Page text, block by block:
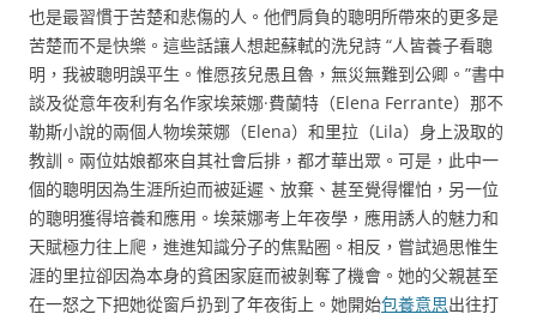
也是最習慣于苦楚和悲傷的人。他們肩負的聰明所帶來的更多是
苦楚而不是快樂。這些話讓人想起蘇軾的洗兒詩 “人皆養子看聰
明，我被聰明誤平生。惟愿孩兒愚且魯，無災無難到公卿。”書中
談及從意年夜利有名作家埃萊娜·費蘭特（Elena Ferrante）那不
勒斯小說的兩個人物埃萊娜（Elena）和里拉（Lila）身上汲取的
教訓。兩位姑娘都來自其社會后排，都才華出眾。可是，此中一
個的聰明因為生涯所迫而被延遲、放棄、甚至覺得懼怕，另一位
的聰明獲得培養和應用。埃萊娜考上年夜學，應用誘人的魅力和
天賦極力往上爬，進進知識分子的焦點圈。相反，嘗試過思惟生
涯的里拉卻因為本身的貧困家庭而被剝奪了機會。她的父親甚至
在一怒之下把她從窗戶扔到了年夜街上。她開始包養意思出往打